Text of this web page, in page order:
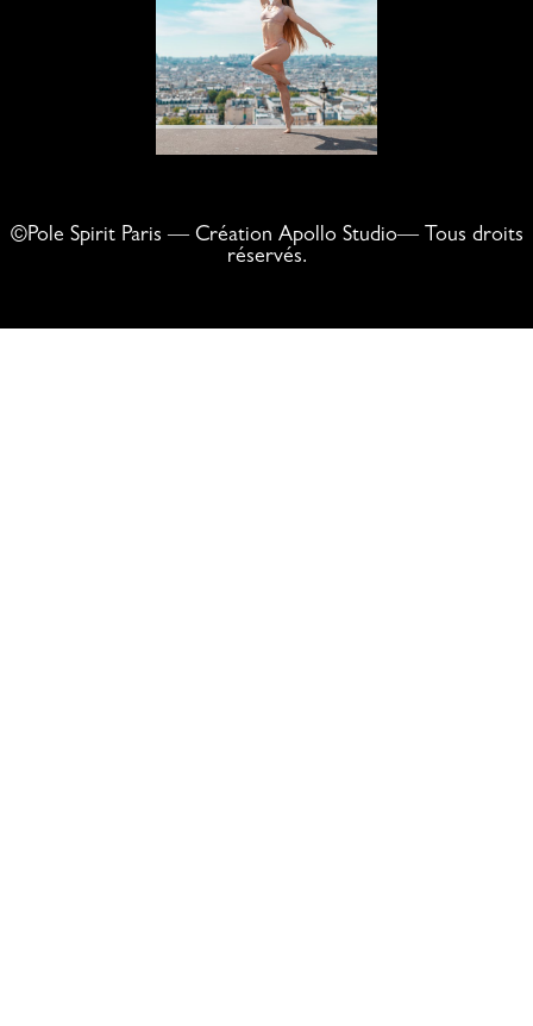
©Pole Spirit Paris — Création Apollo Studio— Tous droits
réservés.